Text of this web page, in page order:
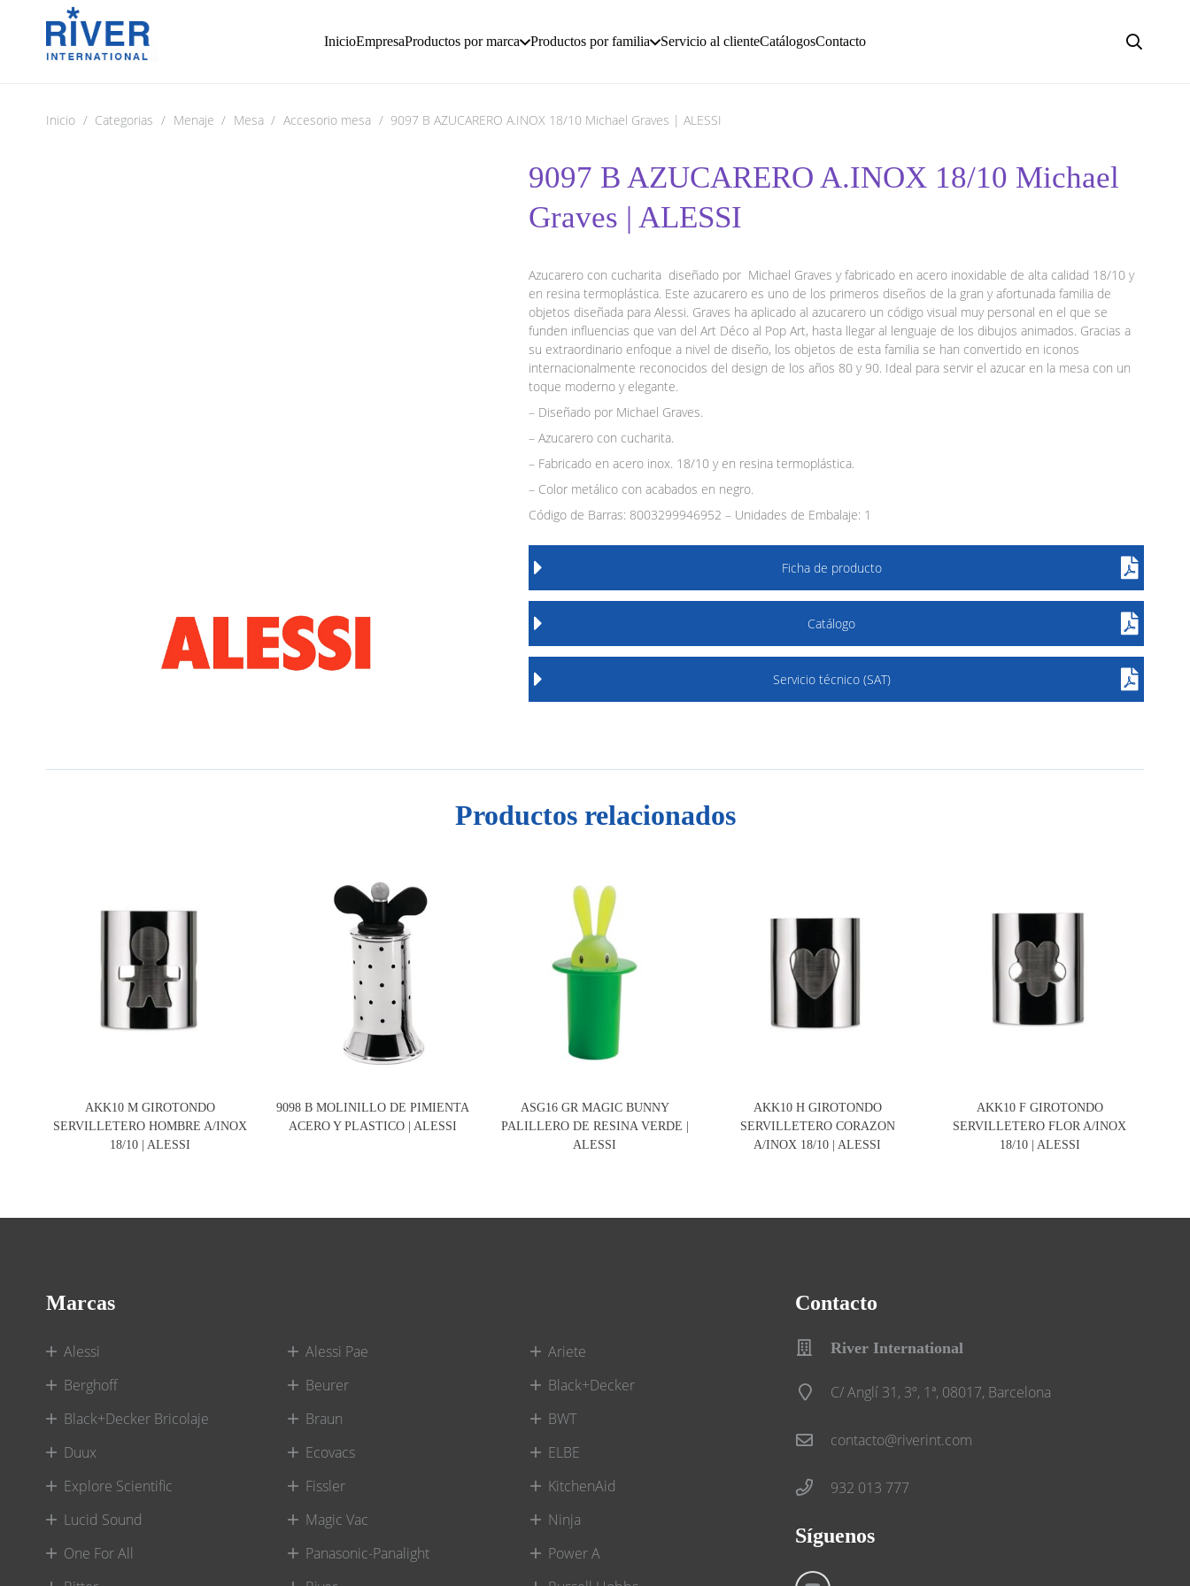
InicioEmpresaProductos por marca Productos por familia Servicio al clienteCatálogosContacto
Inicio / Categorias / Menaje / Mesa / Accesorio mesa / 9097 B AZUCARERO A.INOX 18/10 Michael Graves | ALESSI
9097 B AZUCARERO A.INOX 18/10 Michael
Graves | ALESSI
Azucarero con cucharita diseñado por Michael Graves y fabricado en acero inoxidable de alta calidad 18/10 y
en resina termoplástica. Este azucarero es uno de los primeros diseños de la gran y afortunada familia de
objetos diseñada para Alessi. Graves ha aplicado al azucarero un código visual muy personal en el que se
funden influencias que van del Art Déco al Pop Art, hasta llegar al lenguaje de los dibujos animados. Gracias a
su extraordinario enfoque a nivel de diseño, los objetos de esta familia se han convertido en iconos
internacionalmente reconocidos del design de los años 80 y 90. Ideal para servir el azucar en la mesa con un
toque moderno y elegante.
– Diseñado por Michael Graves.
– Azucarero con cucharita.
– Fabricado en acero inox. 18/10 y en resina termoplástica.
– Color metálico con acabados en negro.
Código de Barras: 8003299946952 – Unidades de Embalaje: 1
Ficha de producto
Catálogo
Servicio técnico (SAT)
Productos relacionados
AKK10 M GIROTONDO
SERVILLETERO HOMBRE A/INOX
18/10 | ALESSI
9098 B MOLINILLO DE PIMIENTA
ACERO Y PLASTICO | ALESSI
ASG16 GR MAGIC BUNNY
PALILLERO DE RESINA VERDE |
ALESSI
AKK10 H GIROTONDO
SERVILLETERO CORAZON
A/INOX 18/10 | ALESSI
AKK10 F GIROTONDO
SERVILLETERO FLOR A/INOX
18/10 | ALESSI
Marcas
Alessi Alessi Pae
Ariete
Berghoff
Beurer
Black+Decker
Black+Decker Bricolaje
Braun
BWT
Duux
Ecovacs
ELBE
Explore Scientific
Fissler
KitchenAid
Lucid Sound
Magic Vac
Ninja
One For All
Panasonic-Panalight
Power A
Contacto
River International
C/ Anglí 31, 3º, 1ª, 08017, Barcelona
contacto@riverint.com
932 013 777
Síguenos